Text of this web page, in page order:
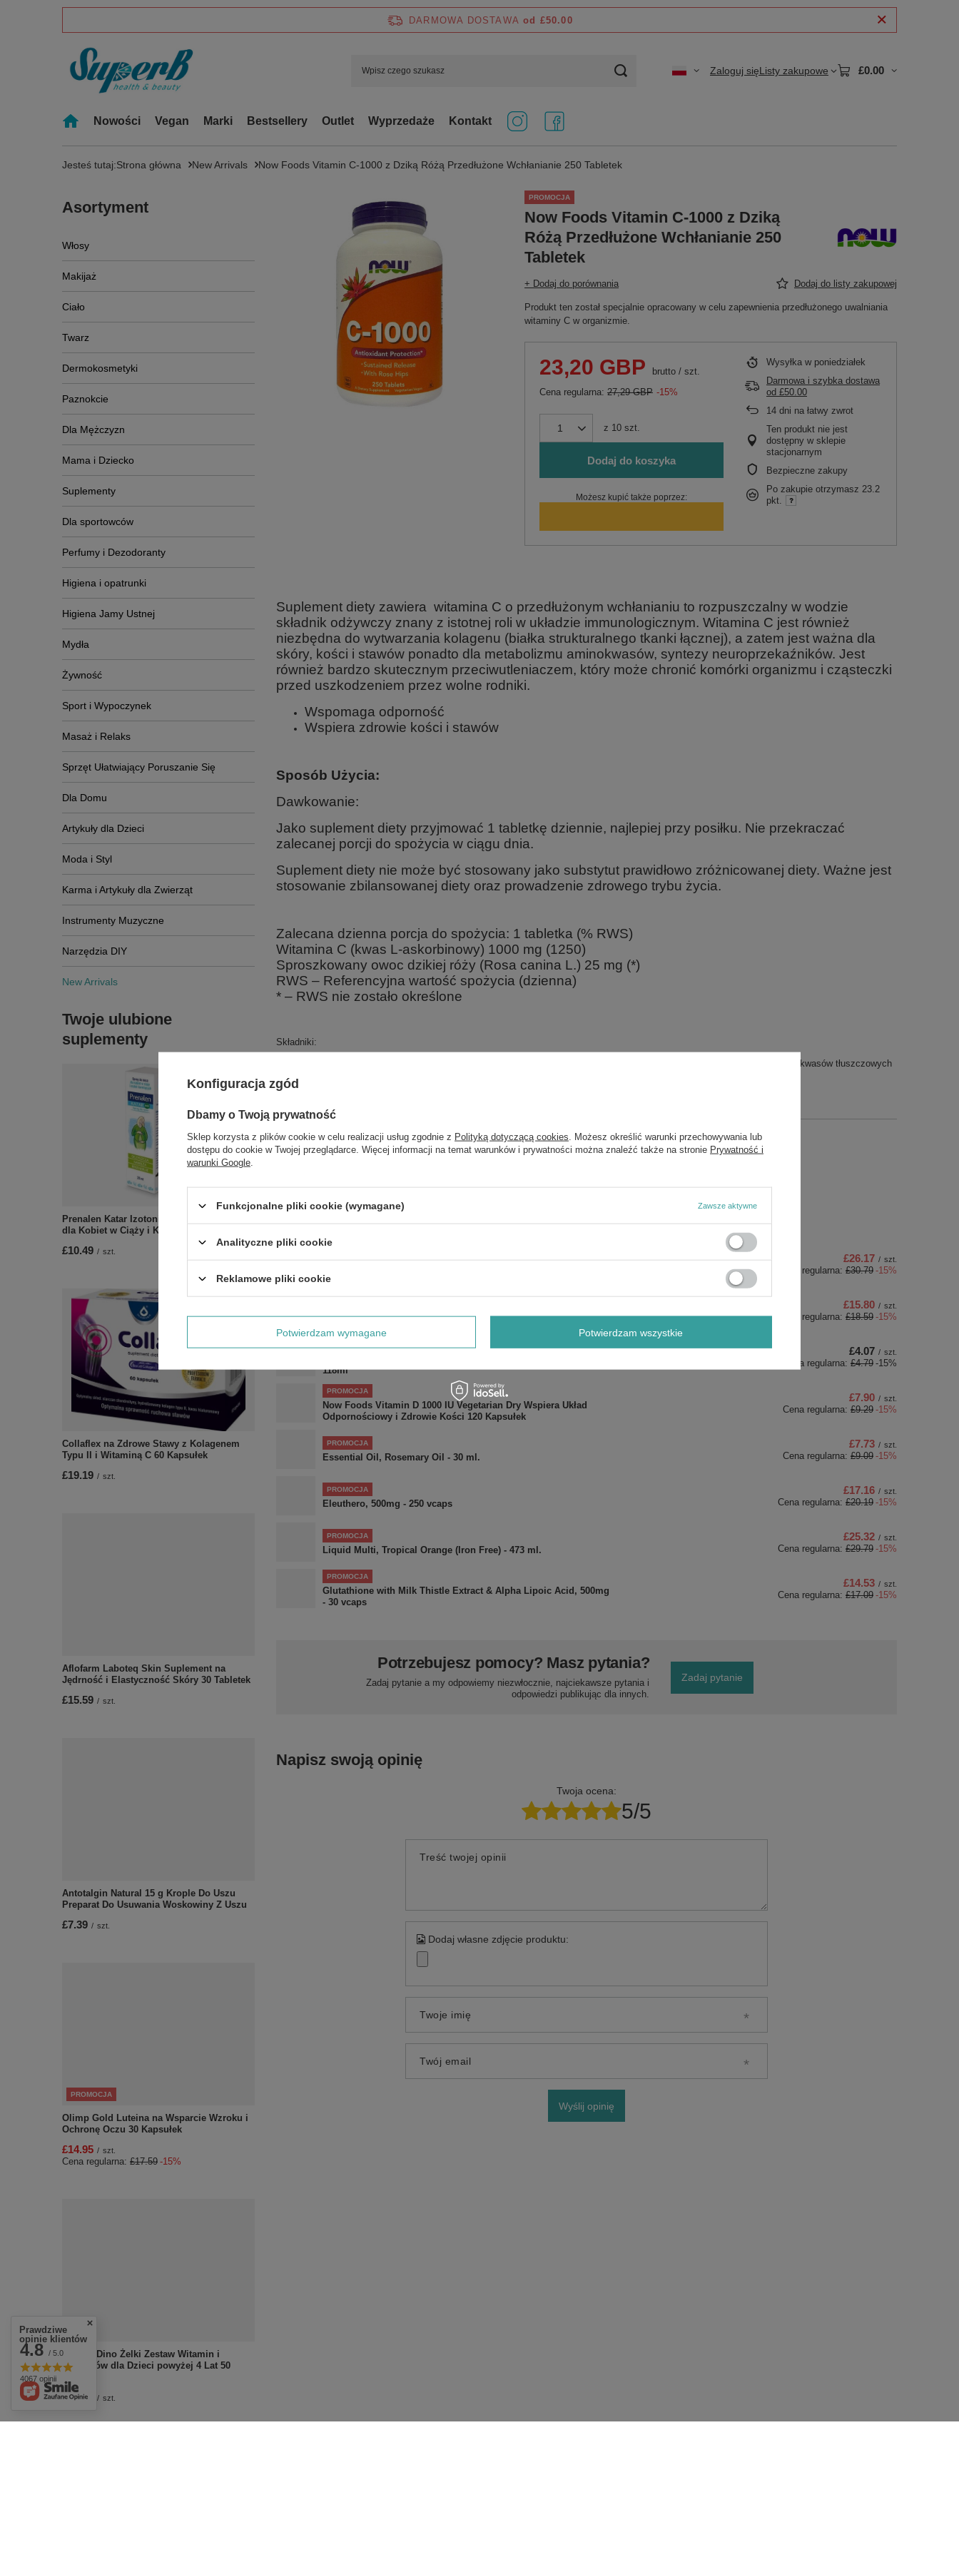
DARMOWA DOSTAWA od £50.00
Zaloguj sięListy zakupowe £0.00
Nowości Vegan Marki Bestsellery Outlet Wyprzedaże Kontakt
Jesteś tutaj:Strona główna New Arrivals Now Foods Vitamin C-1000 z Dziką Różą Przedłużone Wchłanianie 250 Tabletek
Asortyment
Włosy
Makijaż
Ciało
Twarz
Dermokosmetyki
Paznokcie
Dla Mężczyzn
Mama i Dziecko
Suplementy
Dla sportowców
Perfumy i Dezodoranty
Higiena i opatrunki
Higiena Jamy Ustnej
Mydła
Żywność
Sport i Wypoczynek
Masaż i Relaks
Sprzęt Ułatwiający Poruszanie Się
Dla Domu
Artykuły dla Dzieci
Moda i Styl
Karma i Artykuły dla Zwierząt
Instrumenty Muzyczne
Narzędzia DIY
New Arrivals
Twoje ulubione
suplementy
Prenalen Katar Izotoniczny Spray do Nosa
dla Kobiet w Ciąży i Karmiących 20ml
£10.49 / szt.
Collaflex na Zdrowe Stawy z Kolagenem
Typu II i Witaminą C 60 Kapsułek
£19.19 / szt.
Aflofarm Laboteq Skin Suplement na
Jędrność i Elastyczność Skóry 30 Tabletek
£15.59 / szt.
Antotalgin Natural 15 g Krople Do Uszu
Preparat Do Usuwania Woskowiny Z Uszu
£7.39 / szt.
PROMOCJA
Olimp Gold Luteina na Wsparcie Wzroku i
Ochronę Oczu 30 Kapsułek
£14.95 / szt.
Cena regularna: £17.59 -15%
Vibovit Dino Żelki Zestaw Witamin i
Minerałów dla Dzieci powyżej 4 Lat 50
£12.49 / szt.
PROMOCJA
Now Foods Vitamin C-1000 z Dziką
Różą Przedłużone Wchłanianie 250
Tabletek
+ Dodaj do porównania Dodaj do listy zakupowej
Produkt ten został specjalnie opracowany w celu zapewnienia przedłużonego uwalniania
witaminy C w organizmie.
23,20 GBP brutto / szt.
Cena regularna: 27,29 GBP -15%
z 10 szt.
Dodaj do koszyka
Możesz kupić także poprzez:
Wysyłka w poniedziałek
Darmowa i szybka dostawa
od £50.00
14 dni na łatwy zwrot
Ten produkt nie jest
dostępny w sklepie
stacjonarnym
Bezpieczne zakupy
Po zakupie otrzymasz 23.2
pkt.
Suplement diety zawiera witamina C o przedłużonym wchłanianiu to rozpuszczalny w wodzie
składnik odżywczy znany z istotnej roli w układzie immunologicznym. Witamina C jest również
niezbędna do wytwarzania kolagenu (białka strukturalnego tkanki łącznej), a zatem jest ważna dla
skóry, kości i stawów ponadto dla metabolizmu aminokwasów, syntezy neuroprzekaźników. Jest
również bardzo skutecznym przeciwutleniaczem, który może chronić komórki organizmu i cząsteczki
przed uszkodzeniem przez wolne rodniki.
Wspomaga odporność
Wspiera zdrowie kości i stawów
Sposób Użycia:
Dawkowanie:
Jako suplement diety przyjmować 1 tabletkę dziennie, najlepiej przy posiłku. Nie przekraczać
zalecanej porcji do spożycia w ciągu dnia.
Suplement diety nie może być stosowany jako substytut prawidłowo zróżnicowanej diety. Ważne jest
stosowanie zbilansowanej diety oraz prowadzenie zdrowego trybu życia.
Zalecana dzienna porcja do spożycia: 1 tabletka (% RWS)
Witamina C (kwas L-askorbinowy) 1000 mg (1250)
Sproszkowany owoc dzikiej róży (Rosa canina L.) 25 mg (*)
RWS – Referencyjna wartość spożycia (dzienna)
* – RWS nie zostało określone
Składniki:
Witamina C (kwas L-askorbinowy), sproszkowany owoc dzikiej róży (Rosa canina L.), celuloza – wypełniacz; sole magnezowe kwasów tłuszczowych
Marka NOW Foods
Zobacz również
Odporność 118ml
£26.17 / szt.
Cena regularna: £30.79 -15%
Calcium & Magnesium, Citrate Powder with Vitamin D3 - 227g
£15.80 / szt.
Cena regularna: £18.59 -15%
118ml
£4.07 / szt.
Cena regularna: £4.79 -15%
PROMOCJA
Now Foods Vitamin D 1000 IU Vegetarian Dry Wspiera Układ
Odpornościowy i Zdrowie Kości 120 Kapsułek
£7.90 / szt.
Cena regularna: £9.29 -15%
PROMOCJA
Essential Oil, Rosemary Oil - 30 ml.
£7.73 / szt.
Cena regularna: £9.09 -15%
PROMOCJA
Eleuthero, 500mg - 250 vcaps
£17.16 / szt.
Cena regularna: £20.19 -15%
PROMOCJA
Liquid Multi, Tropical Orange (Iron Free) - 473 ml.
£25.32 / szt.
Cena regularna: £29.79 -15%
PROMOCJA
Glutathione with Milk Thistle Extract & Alpha Lipoic Acid, 500mg
- 30 vcaps
£14.53 / szt.
Cena regularna: £17.09 -15%
Potrzebujesz pomocy? Masz pytania?
Zadaj pytanie a my odpowiemy niezwłocznie, najciekawsze pytania i
odpowiedzi publikując dla innych.
Zadaj pytanie
Napisz swoją opinię
Twoja ocena:
5/5
Treść twojej opinii
Dodaj własne zdjęcie produktu:
Twoje imię
Twój email
Wyślij opinię
Prawdziwe
opinie klientów
4.8 / 5.0
4067 opinii
Konfiguracja zgód
Dbamy o Twoją prywatność
Sklep korzysta z plików cookie w celu realizacji usług zgodnie z Polityką dotyczącą cookies . Możesz określić warunki przechowywania lub
dostępu do cookie w Twojej przeglądarce. Więcej informacji na temat warunków i prywatności można znaleźć także na stronie Prywatność i
warunki Google
Funkcjonalne pliki cookie (wymagane) Zawsze aktywne
Analityczne pliki cookie
Reklamowe pliki cookie
Potwierdzam wymagane Potwierdzam wszystkie